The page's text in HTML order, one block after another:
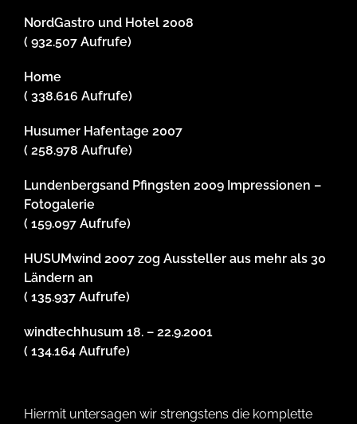
NordGastro und Hotel 2008
( 932.507 Aufrufe)
Home
( 338.616 Aufrufe)
Husumer Hafentage 2007
( 258.978 Aufrufe)
Lundenbergsand Pfingsten 2009 Impressionen –
Fotogalerie
( 159.097 Aufrufe)
HUSUMwind 2007 zog Aussteller aus mehr als 30
Ländern an
( 135.937 Aufrufe)
windtechhusum 18. – 22.9.2001
( 134.164 Aufrufe)
Hiermit untersagen wir strengstens die komplette